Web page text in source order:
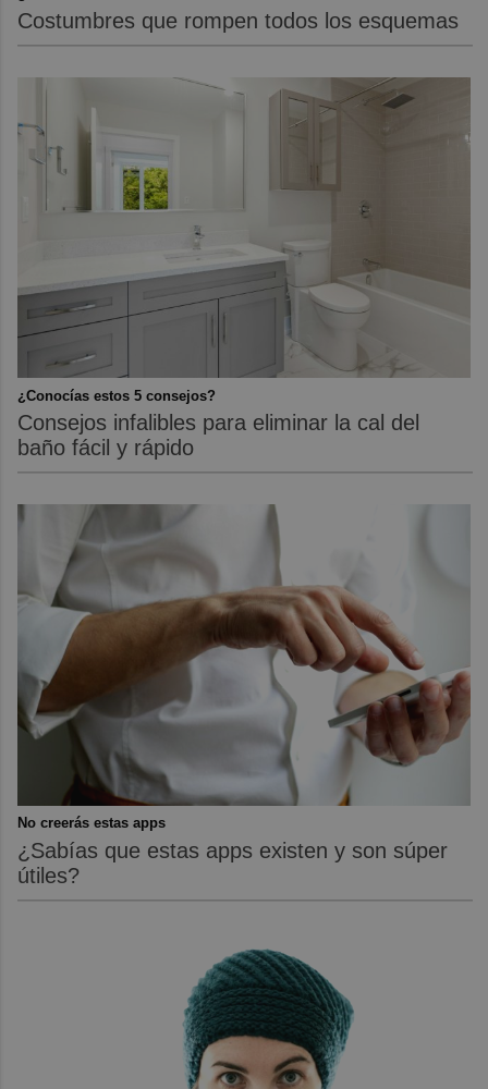
Costumbres que rompen todos los esquemas
¿Conocías estos 5 consejos?
Consejos infalibles para eliminar la cal del
baño fácil y rápido
No creerás estas apps
¿Sabías que estas apps existen y son súper
útiles?